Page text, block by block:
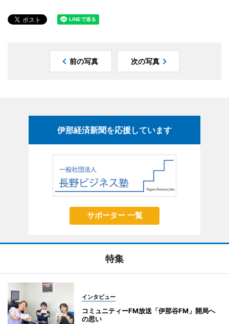
前の写真 次の写真
伊那経済新聞を応援しています
サポーター 一覧
特集
インタビュー
コミュニティーFM放送「伊那谷FM」開局へ
の思い